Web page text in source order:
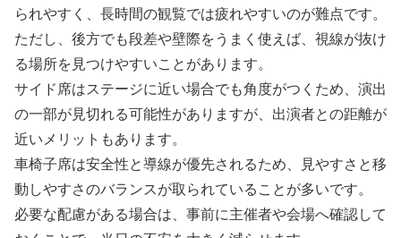
られやすく、長時間の観覧では疲れやすいのが難点です。
ただし、後方でも段差や壁際をうまく使えば、視線が抜け
る場所を見つけやすいことがあります。
サイド席はステージに近い場合でも角度がつくため、演出
の一部が見切れる可能性がありますが、出演者との距離が
近いメリットもあります。
車椅子席は安全性と導線が優先されるため、見やすさと移
動しやすさのバランスが取られていることが多いです。
必要な配慮がある場合は、事前に主催者や会場へ確認して